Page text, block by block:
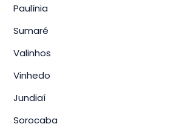
Paulínia
Sumaré
Valinhos
Vinhedo
Jundiaí
Sorocaba